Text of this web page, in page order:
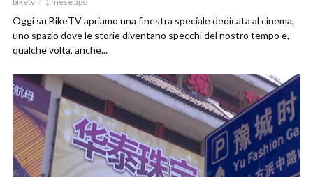
Oggi su BikeTV apriamo una finestra speciale dedicata al cinema,
uno spazio dove le storie diventano specchi del nostro tempo e,
qualche volta, anche...